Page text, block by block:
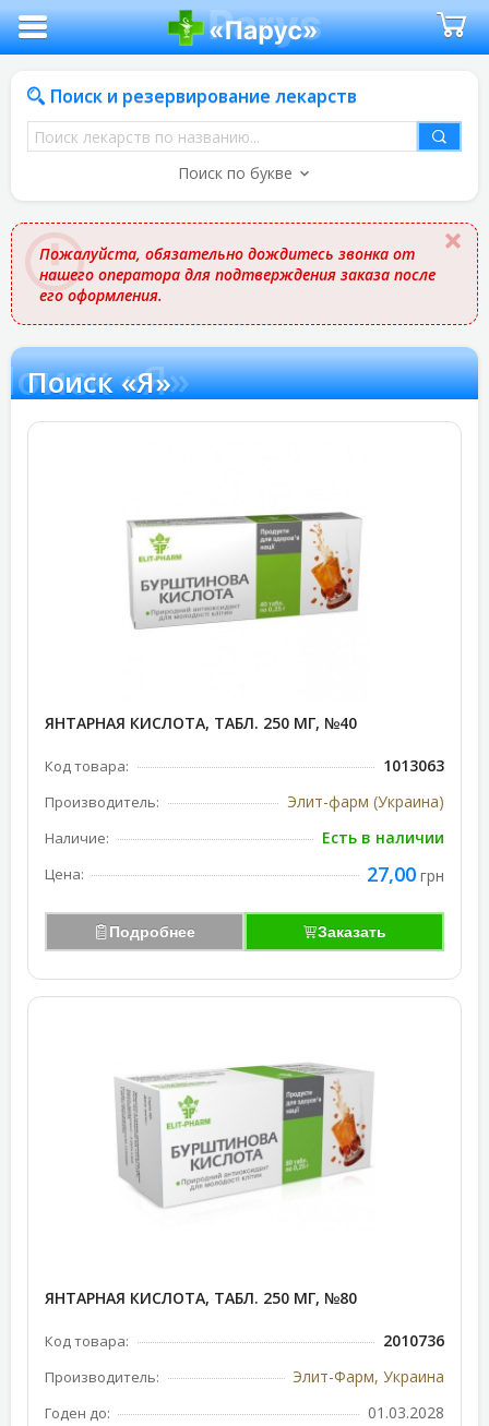
Поиск и резервирование лекарств
Поиск
лекарств
названию
Поиск по букве
Пожалуйста, обязательно дождитесь звонка от
нашего оператора для подтверждения заказа после
его оформления.
«Я»
Поиск «Я»
ЯНТАРНАЯ КИСЛОТА, ТАБЛ. 250 МГ, №40
Код товара: 1013063
Производитель: Элит-фарм (Украина)
Наличие: Есть в наличии
Цена: 27,00 грн
Подробнее Заказать
ЯНТАРНАЯ КИСЛОТА, ТАБЛ. 250 МГ, №80
Код товара: 2010736
Производитель: Элит-Фарм, Украина
Годен до: 01.03.2028